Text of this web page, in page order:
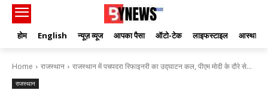
होम English न्यूज़ व्यूज आपका पैसा ऑटो-टेक लाइफस्टाइल आस्था
Home राजस्थान राजस्थान में पचपदरा रिफाइनरी का उद्घाटन कल, पीएम मोदी के दौरे से...
राजस्थान